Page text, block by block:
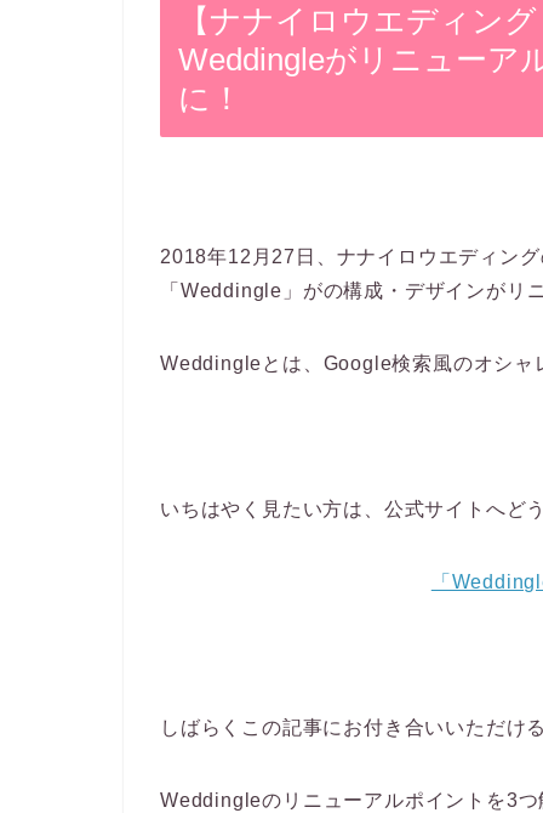
【ナナイロウエディン
Weddingleがリニューア
に！
2018年12月27日、ナナイロウエディン
「Weddingle」がの構成・デザインがリ
Weddingleとは、Google検索風のオシャ
いちはやく見たい方は、公式サイトへど
「
しばらくこの記事にお付き合いいただけ
Weddingleのリニューアルポイントを3